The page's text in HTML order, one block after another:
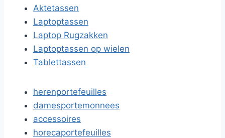
Aktetassen
Laptoptassen
Laptop Rugzakken
Laptoptassen op wielen
Tablettassen
herenportefeuilles
damesportemonnees
accessoires
horecaportefeuilles